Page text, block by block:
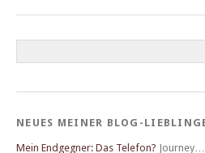
NEUES MEINER BLOG-
Mein Endgegner: Das Telefon?